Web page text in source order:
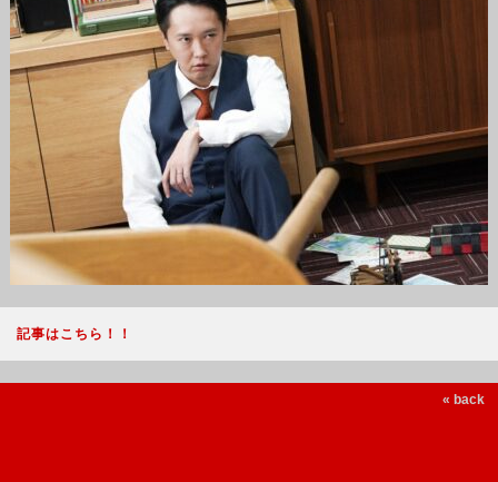
記事はこちら！！
« back